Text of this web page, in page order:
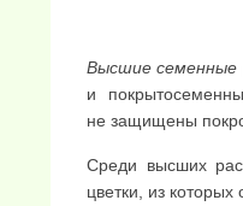
Высшие семенные
и
не защищены
Среди высших
цветки, из